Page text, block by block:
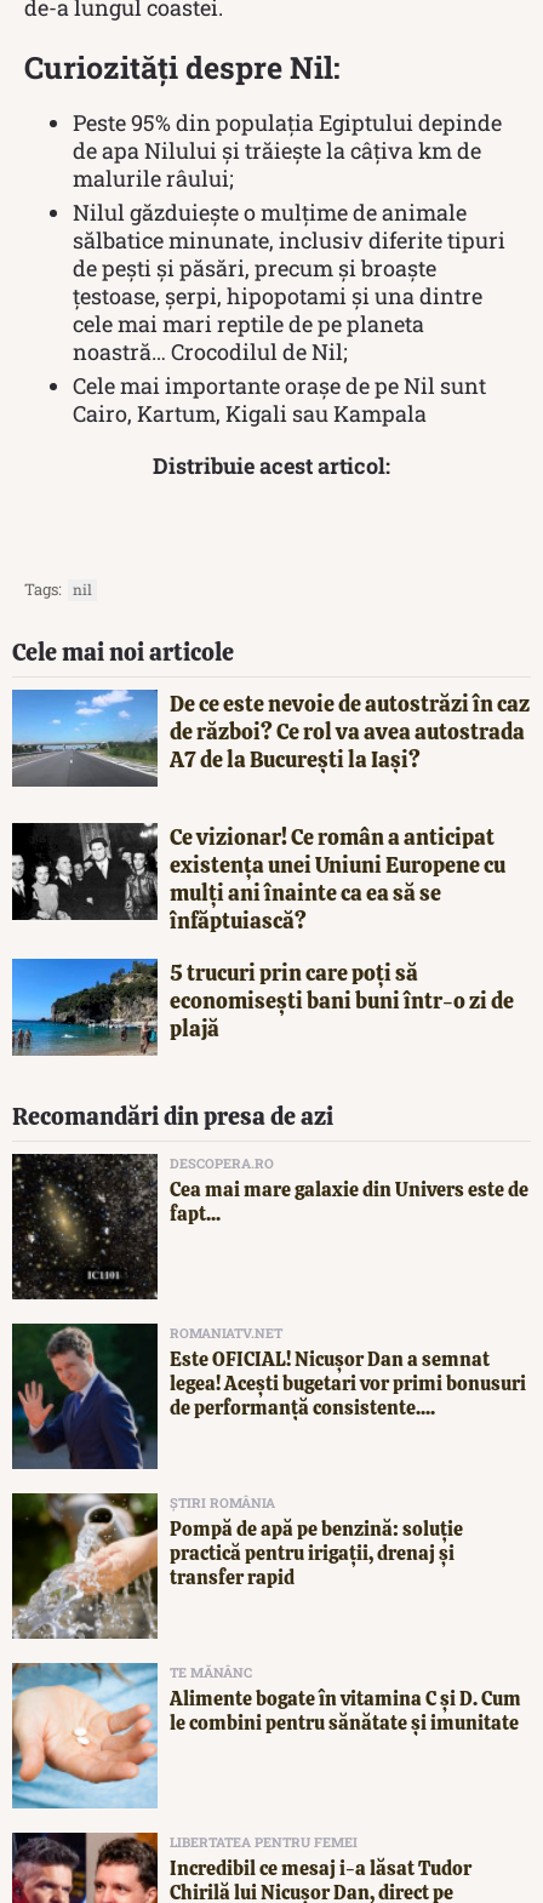
de-a lungul coastei.
Curiozități despre Nil:
Peste 95% din populația Egiptului depinde
de apa Nilului și trăiește la câțiva km de
malurile râului;
Nilul găzduiește o mulțime de animale
sălbatice minunate, inclusiv diferite tipuri
de pești și păsări, precum și broaște
țestoase, șerpi, hipopotami și una dintre
cele mai mari reptile de pe planeta
noastră… Crocodilul de Nil;
Cele mai importante orașe de pe Nil sunt
Cairo, Kartum, Kigali sau Kampala
Distribuie acest articol:
Tags: nil
Cele mai noi articole
De ce este nevoie de autostrăzi în caz
de război? Ce rol va avea autostrada
A7 de la București la Iași?
Ce vizionar! Ce român a anticipat
existența unei Uniuni Europene cu
mulți ani înainte ca ea să se
înfăptuiască?
5 trucuri prin care poți să
economisești bani buni într-o zi de
plajă
Recomandări din presa de azi
DESCOPERA.RO
Cea mai mare galaxie din Univers este de
fapt...
ROMANIATV.NET
Este OFICIAL! Nicușor Dan a semnat
legea! Acești bugetari vor primi bonusuri
de performanță consistente....
ȘTIRI ROMÂNIA
Pompă de apă pe benzină: soluție
practică pentru irigații, drenaj și
transfer rapid
TE MĂNÂNC
Alimente bogate în vitamina C și D. Cum
le combini pentru sănătate și imunitate
LIBERTATEA PENTRU FEMEI
Incredibil ce mesaj i-a lăsat Tudor
Chirilă lui Nicușor Dan, direct pe